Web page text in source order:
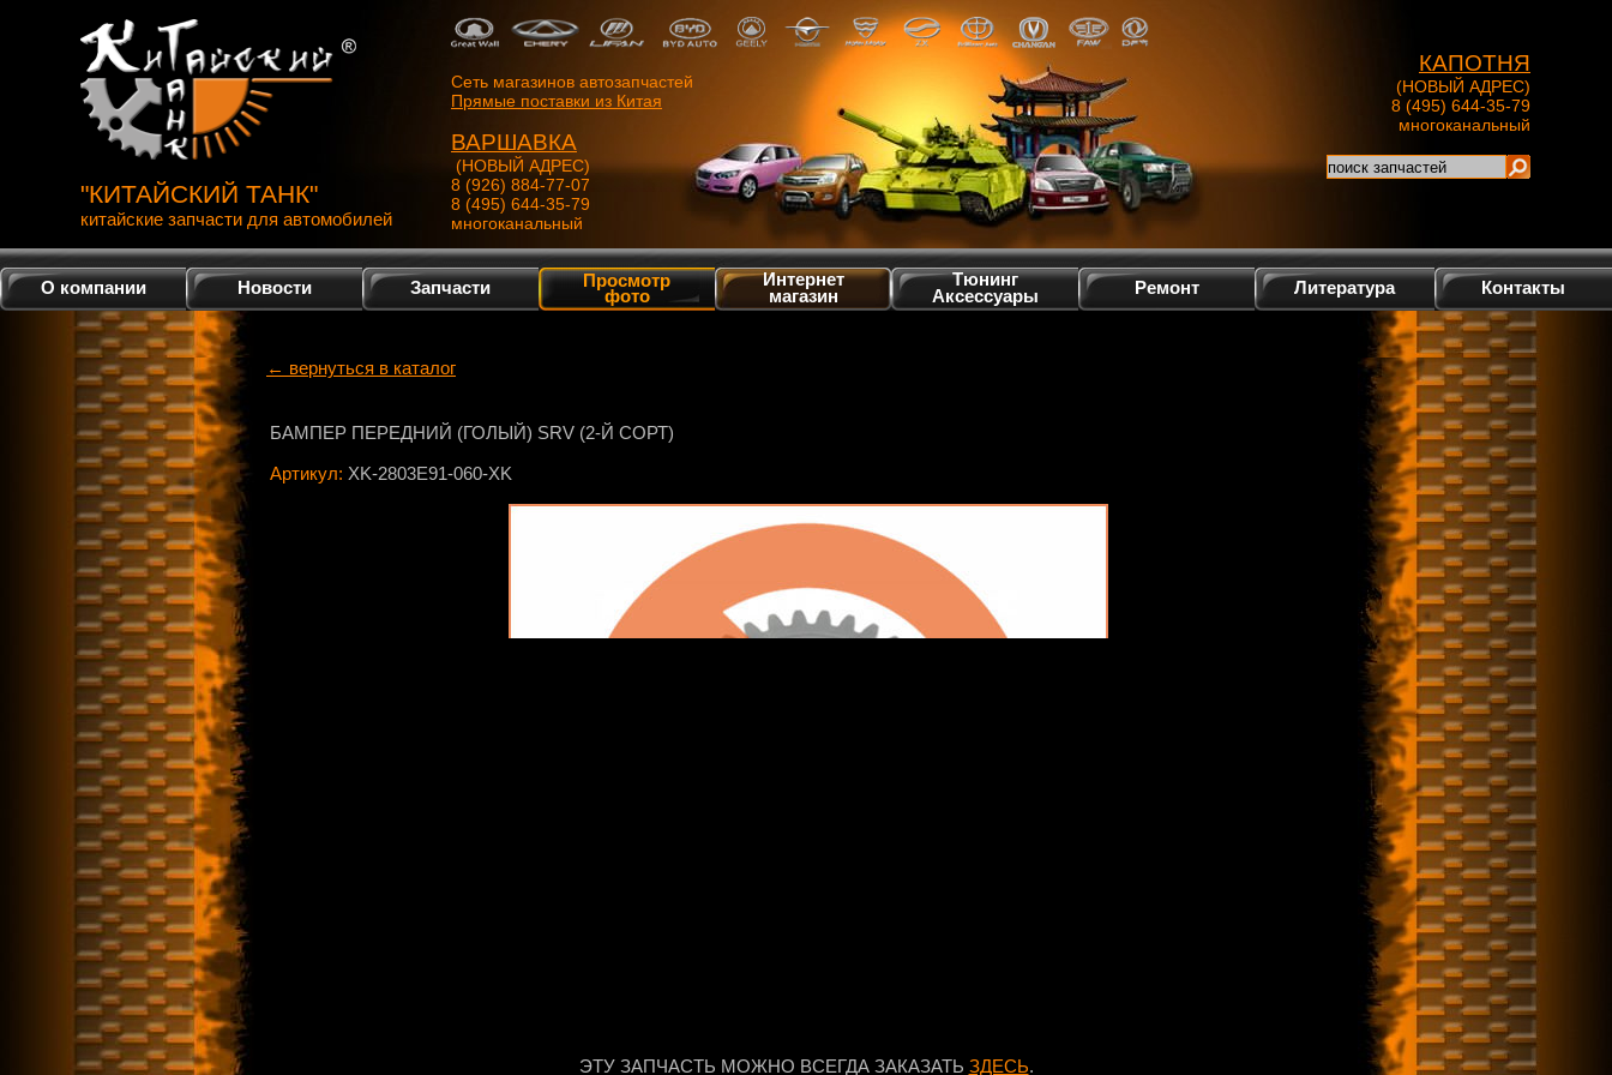
"КИТАЙСКИЙ ТАНК"
китайские запчасти для автомобилей
Сеть магазинов автозапчастей
Прямые поставки из Китая
ВАРШАВКА
(НОВЫЙ АДРЕС)
8 (926) 884-77-07
8 (495) 644-35-79
многоканальный
КАПОТНЯ
(НОВЫЙ АДРЕС)
8 (495) 644-35-79
многоканальный
О компании Новости Запчасти Просмотр
фото
Интернет
магазин
Тюнинг
Аксессуары
Ремонт Литература Контакты
← вернуться в каталог
БАМПЕР ПЕРЕДНИЙ (ГОЛЫЙ) SRV (2-Й СОРТ)
Артикул: XK-2803E91-060-XK
ЭТУ ЗАПЧАСТЬ МОЖНО ВСЕГДА ЗАКАЗАТЬ ЗДЕСЬ.